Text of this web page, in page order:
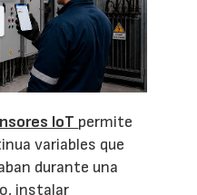
IoT permite
variables que
durante una
instalar